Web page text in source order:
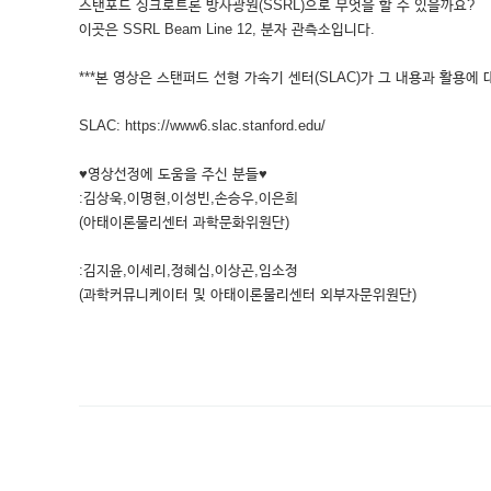
스탠포드 싱크로트론 방사광원(SSRL)으로 무엇을 할 수 있을까요?
이곳은 SSRL Beam Line 12, 분자 관측소입니다.
***본 영상은 스탠퍼드 선형 가속기 센터(SLAC)가 그 내용과 활용에
SLAC: https://www6.slac.stanford.edu/
♥영상선정에 도움을 주신 분들♥
:김상욱,이명현,이성빈,손승우,이은희
(아태이론물리센터 과학문화위원단)
:김지윤,이세리,정혜심,이상곤,임소정
(과학커뮤니케이터 및 아태이론물리센터 외부자문위원단)